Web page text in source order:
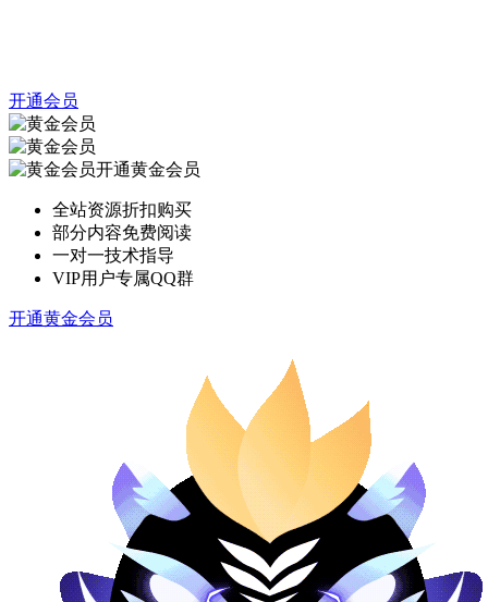
开通会员
开通黄金会员
全站资源折扣购买
部分内容免费阅读
一对一技术指导
VIP用户专属QQ群
开通黄金会员